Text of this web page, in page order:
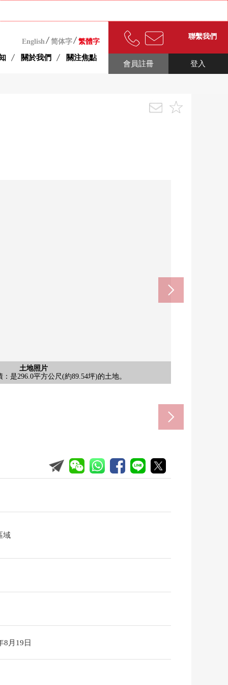
English 简体字 繁體字
關於我們 關注焦點
聯繫我們
登入
會員註冊
土地照片
是296.0平方公尺(約89.54坪)的土地。
土地照片
側、東南一側有道路，光照良好。
含有前面道路的外觀
面道路]是整形地。
含有前面道路的外觀
路]在角地，有開放感覺。
超級市場店(約750m)
岡崎上六名商店(約110m)
、6名drug店(約130m)
市立6名小學(約550m)
立龍海中學校(約1000m)
南明大寺郵局(約600m)
域
8月19日